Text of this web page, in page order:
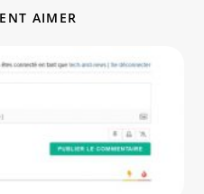
AIMER